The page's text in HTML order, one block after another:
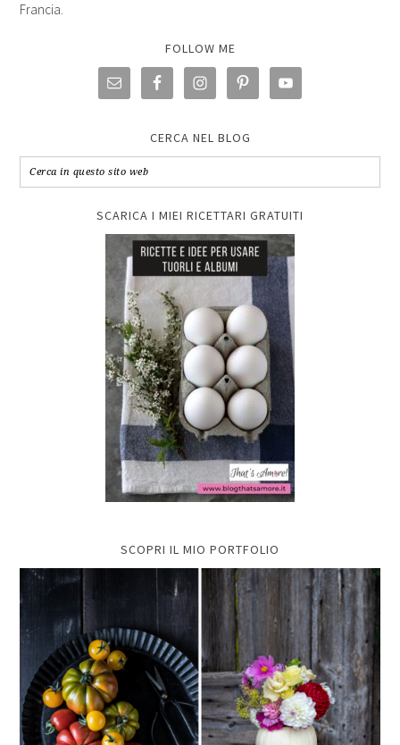
Francia.
FOLLOW ME
CERCA NEL BLOG
SCARICA I MIEI RICETTARI GRATUITI
SCOPRI IL MIO PORTFOLIO